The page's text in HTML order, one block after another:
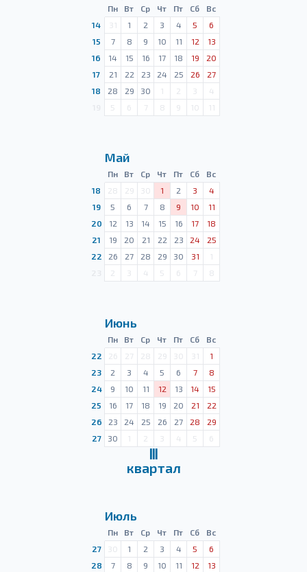
Пн Вт Ср Чт Пт Сб
Вс
14
31 1 2 3 4 5
6
15
7 8 9 10 11 12
13
16
14 15 16 17 18 19
20
17
21 22 23 24 25 26
27
18
28 29 30 1 2 3
4
5 6 7 8 9 10 11
Май
Пн Вт Ср Чт Пт Сб
Вс
18
28 29 30 1 2 3
4
19
5 6 7 8 9 10
11
20
12 13 14 15 16 17
18
21
19 20 21 22 23 24
25
22
26 27 28 29 30 31
1
2 3 4 5 6 7 8
Июнь
Пн Вт Ср Чт Пт Сб
Вс
22
26 27 28 29 30 31
1
23
2 3 4 5 6 7
8
24
9 10 11 12 13 14
15
25
16 17 18 19 20 21
22
26
23 24 25 26 27 28
29
27
30 1 2 3 4 5 6
Ⅲ
квартал
Июль
Пн Вт Ср Чт Пт Сб
Вс
27
30 1 2 3 4 5
6
28
7 8 9 10 11 12
13